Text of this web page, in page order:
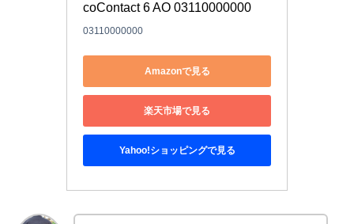
coContact 6 AO 03110000000
03110000000
Amazonで見る
楽天市場で見る
Yahoo!ショッピングで見る